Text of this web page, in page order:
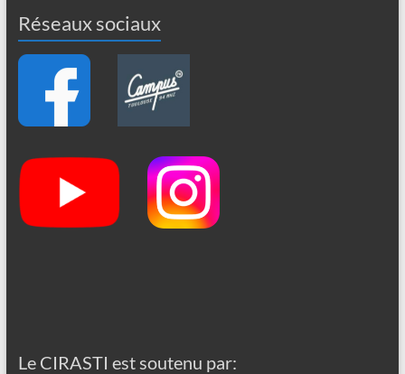
Réseaux sociaux
Le CIRASTI est soutenu par: